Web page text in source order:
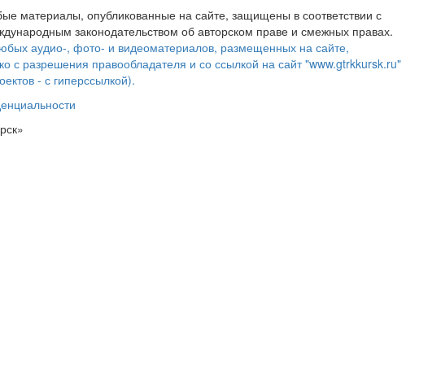
материалы, опубликованные на сайте, защищены в соответствии с
законодательством об авторском праве и смежных правах.
аудио-, фото- и видеоматериалов, размещенных на сайте,
с разрешения правообладателя и со ссылкой на сайт "www.gtrkkursk.ru"
- с гиперссылкой).